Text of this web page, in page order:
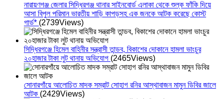
নারায়ণগঞ্জ জেলার সিদ্ধিরগঞ্জ থানার সাইনবোর্ড এলাকা থেকে শুল্ক ফাঁকি দিয়ে
আসা বিপুল পরিমান ভারতীয় শাড়ি কাপড়সহ এক জনকে আটক করেছে কোস্ট
গার্ড* (2739Views)
সিদ্ধিরগঞ্জে হিমেল বাহিনীর সন্ত্রাসী তান্ডব, বিকাশের দোকানে হামলা ভাংচুর
২০হাজার টাকা লুট থানায় অভিযোগ (2465Views)
সোনারগাঁয়ে আলোচিত মাদক সম্রাট সোহাগ রনির আস্থাবাজন মামুন ডিবির জালে
আটক (2429Views)